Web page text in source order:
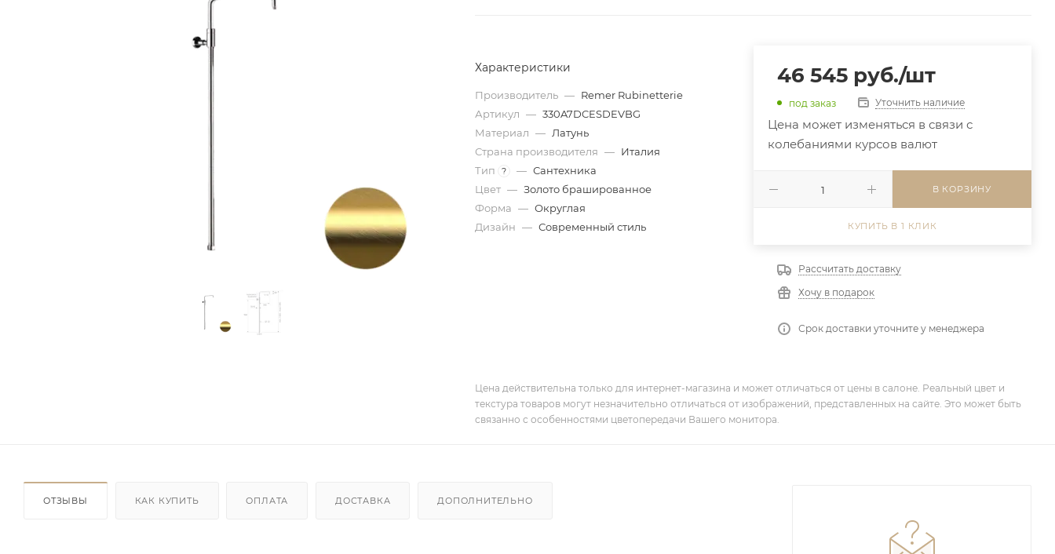
Характеристики
Производитель — Remer Rubinetterie
Артикул — 330A7DCESDEVBG
Материал — Латунь
Страна производителя — Италия
Тип
? — Сантехника
Цвет — Золото брашированное
Форма — Округлая
Дизайн — Современный стиль
46 545руб./шт
под заказ Уточнить наличие
Цена может изменяться в связи с
колебаниями курсов валют
В КОРЗИНУ
КУПИТЬ В 1 КЛИК
Рассчитать доставку
Хочу в подарок
Срок доставки уточните у менеджера
Цена действительна только для интернет-магазина и может отличаться от цены в салоне. Реальный цвет и
текстура товаров могут незначительно отличаться от изображений, представленных на сайте. Это может быть
связанно с особенностями цветопередачи Вашего монитора.
ОТЗЫВЫ КАК КУПИТЬ ОПЛАТА ДОСТАВКА ДОПОЛНИТЕЛЬНО